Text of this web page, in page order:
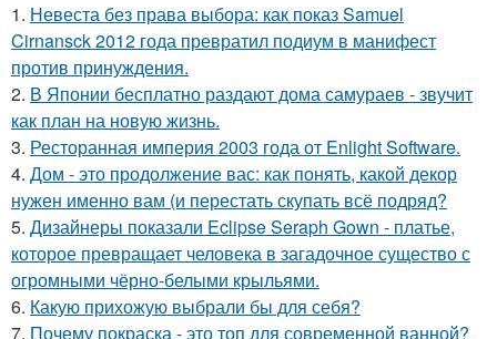
1. Невеста без права выбора: как показ Samuel
Cirnansck 2012 года превратил подиум в манифест
против принуждения.
2. В Японии бесплатно раздают дома самураев - звучит
как план на новую жизнь.
3. Ресторанная империя 2003 года от Enlight Software.
4. Дом - это продолжение вас: как понять, какой декор
нужен именно вам (и перестать скупать всё подряд?
5. Дизайнеры показали Eclipse Seraph Gown - платье,
которое превращает человека в загадочное существо с
огромными чёрно-белыми крыльями.
6. Какую прихожую выбрали бы для себя?
7. Почему покраска - это топ для современной ванной?